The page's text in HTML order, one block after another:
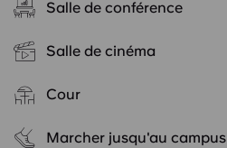
Salle de conférence
Salle de cinéma
Cour
Marcher jusqu'au campus